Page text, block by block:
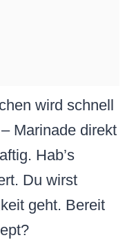
wird schnell
Marinade direkt
Hab’s
Du wirst
geht. Bereit